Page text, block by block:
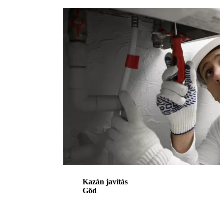
Kazán javítás
Göd